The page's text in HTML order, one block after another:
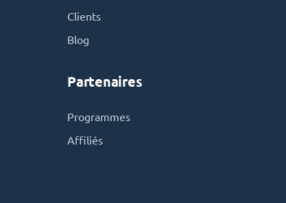
Clients
Blog
Partenaires
Programmes
Affiliés